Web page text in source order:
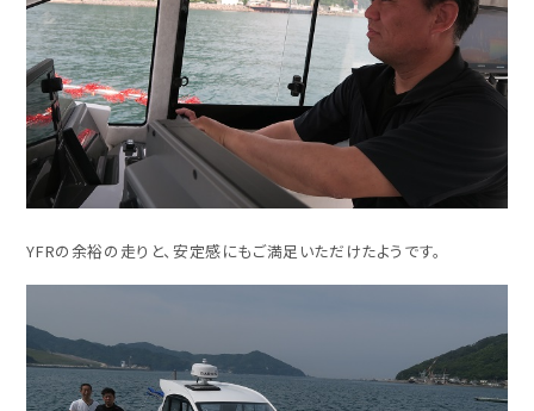
YFRの余裕の走りと、安定感にもご満足いただけたようです。